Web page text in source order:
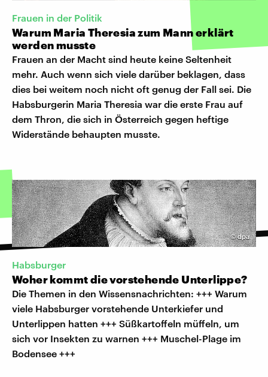
Frauen in der Politik
Warum Maria Theresia zum Mann erklärt
werden musste
Frauen an der Macht sind heute keine Seltenheit
mehr. Auch wenn sich viele darüber beklagen, dass
dies bei weitem noch nicht oft genug der Fall sei. Die
Habsburgerin Maria Theresia war die erste Frau auf
dem Thron, die sich in Österreich gegen heftige
Widerstände behaupten musste.
©dpa
Habsburger
Woher kommt die vorstehende Unterlippe?
Die Themen in den Wissensnachrichten: +++ Warum
viele Habsburger vorstehende Unterkiefer und
Unterlippen hatten +++ Süßkartoffeln müffeln, um
sich vor Insekten zu warnen +++ Muschel-Plage im
Bodensee +++